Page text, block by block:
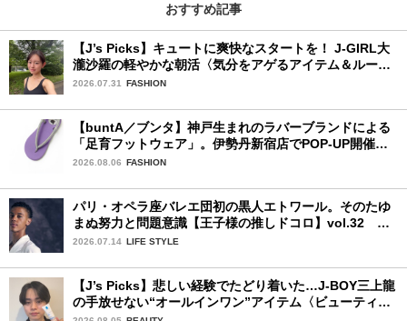
おすすめ記事
【J’s Picks】キュートに爽快なスタートを！ J-GIRL大
瀧沙羅の軽やかな朝活〈気分をアゲるアイテム＆ルーテ
ィーン〉
2026.07.31 FASHION
【buntA／ブンタ】神戸生まれのラバーブランドによる
「足育フットウェア」。伊勢丹新宿店でPOP-UP開催
中！
2026.08.06 FASHION
パリ・オペラ座バレエ団初の黒人エトワール。そのたゆ
まぬ努力と問題意識【王子様の推しドコロ】vol.32 ギ
ヨーム・ディオップさん
2026.07.14 LIFE STYLE
【J’s Picks】悲しい経験でたどり着いた…J-BOY三上龍
の手放せない“オールインワン”アイテム〈ビューティ＆